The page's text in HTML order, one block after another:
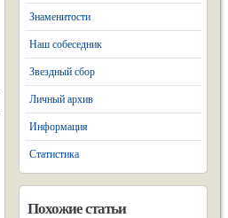
Знаменитости
Наш собеседник
Звездный сбор
Личный архив
Информация
Статистика
Похожие статьи